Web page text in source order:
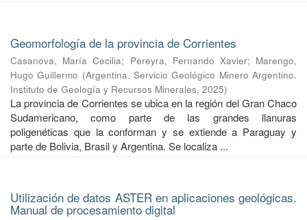
Geomorfología de la provincia de Corrientes
Casanova, María Cecilia; Pereyra, Fernando Xavier; Marengo,
Hugo Guillermo (Argentina. Servicio Geológico Minero Argentino.
Instituto de Geología y Recursos Minerales, 2025)
La provincia de Corrientes se ubica en la región del Gran Chaco
Sudamericano, como parte de las grandes llanuras
poligenéticas que la conforman y se extiende a Paraguay y
parte de Bolivia, Brasil y Argentina. Se localiza ...
Utilización de datos ASTER en aplicaciones geológicas.
Manual de procesamiento digital